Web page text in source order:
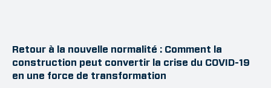
Retour à la nouvelle normalité : Comment la
construction peut convertir la crise du COVID-19
en une force de transformation